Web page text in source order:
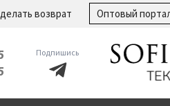
возврат Оптовый
Подпишись